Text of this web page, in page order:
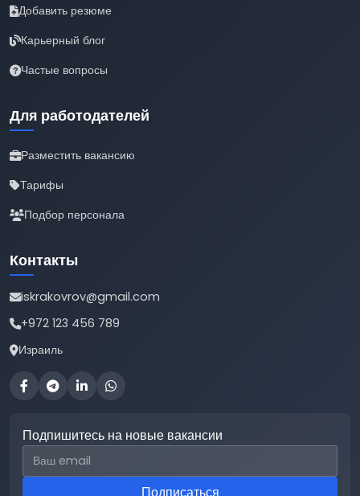
Добавить резюме
Карьерный блог
Частые вопросы
Для работодателей
Разместить вакансию
Тарифы
Подбор персонала
Контакты
iskrakovrov@gmail.com
+972 123 456 789
Израиль
Подпишитесь на новые вакансии
Email для подписки